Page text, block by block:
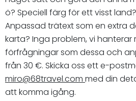
ö? Speciell färg för ett visst
Anpassad trätext som en extra
karta? Inga problem, vi
förfrågningar som dessa och
från 30 €. Skicka oss ett e-
miro@68travel.com med din
att komma igång.